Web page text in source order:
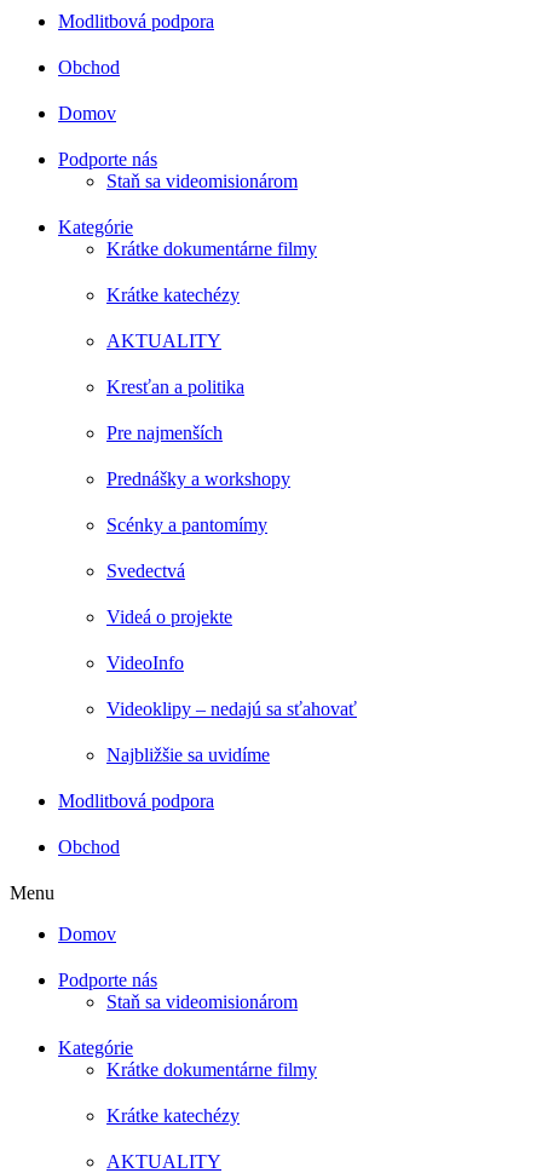
Modlitbová podpora
Obchod
Domov
Podporte nás
Staň sa videomisionárom
Kategórie
Krátke dokumentárne filmy
Krátke katechézy
AKTUALITY
Kresťan a politika
Pre najmenších
Prednášky a workshopy
Scénky a pantomímy
Svedectvá
Videá o projekte
VideoInfo
Videoklipy – nedajú sa sťahovať
Najbližšie sa uvidíme
Modlitbová podpora
Obchod
Menu
Domov
Podporte nás
Staň sa videomisionárom
Kategórie
Krátke dokumentárne filmy
Krátke katechézy
AKTUALITY